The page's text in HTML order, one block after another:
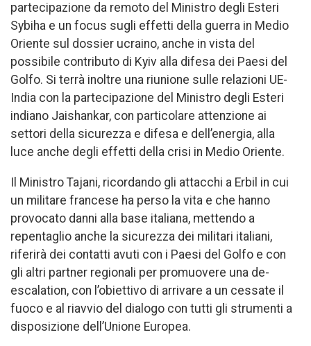
partecipazione da remoto del Ministro degli Esteri
Sybiha e un focus sugli effetti della guerra in Medio
Oriente sul dossier ucraino, anche in vista del
possibile contributo di Kyiv alla difesa dei Paesi del
Golfo. Si terrà inoltre una riunione sulle relazioni UE-
India con la partecipazione del Ministro degli Esteri
indiano Jaishankar, con particolare attenzione ai
settori della sicurezza e difesa e dell’energia, alla
luce anche degli effetti della crisi in Medio Oriente.
Il Ministro Tajani, ricordando gli attacchi a Erbil in cui
un militare francese ha perso la vita e che hanno
provocato danni alla base italiana, mettendo a
repentaglio anche la sicurezza dei militari italiani,
riferirà dei contatti avuti con i Paesi del Golfo e con
gli altri partner regionali per promuovere una de-
escalation, con l’obiettivo di arrivare a un cessate il
fuoco e al riavvio del dialogo con tutti gli strumenti a
disposizione dell’Unione Europea.